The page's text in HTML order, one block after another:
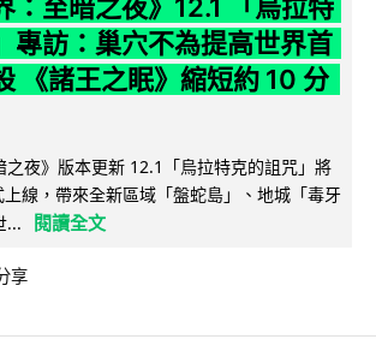
：至暗之夜》12.1 「烏拉特
專訪：巢穴不為提高世界首
《諸王之眠》縮短約 10 分
之夜》版本更新 12.1「烏拉特克的詛咒」將
線，帶來全新區域「盤蛇島」、地城「毒牙
...
閱讀全文
享